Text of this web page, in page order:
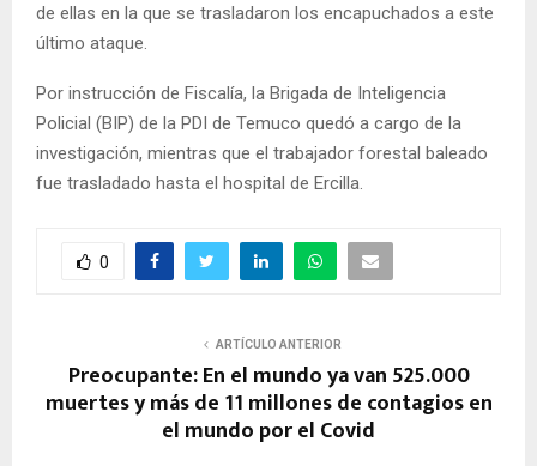
de ellas en la que se trasladaron los encapuchados a este
último ataque.
Por instrucción de Fiscalía, la Brigada de Inteligencia
Policial (BIP) de la PDI de Temuco quedó a cargo de la
investigación, mientras que el trabajador forestal baleado
fue trasladado hasta el hospital de Ercilla.
0
ARTÍCULO ANTERIOR
Preocupante: En el mundo ya van 525.000
muertes y más de 11 millones de contagios en
el mundo por el Covid